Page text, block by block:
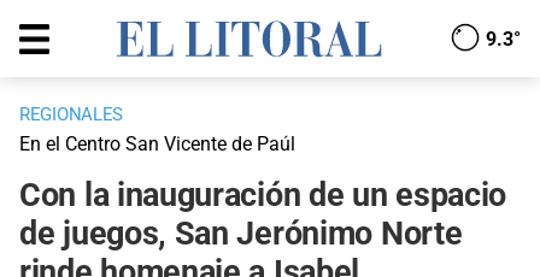
9.3°
REGIONALES
En el Centro San Vicente de Paúl
Con la inauguración de un espacio
de juegos, San Jerónimo Norte